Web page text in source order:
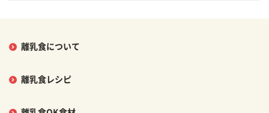
離乳食について
離乳食レシピ